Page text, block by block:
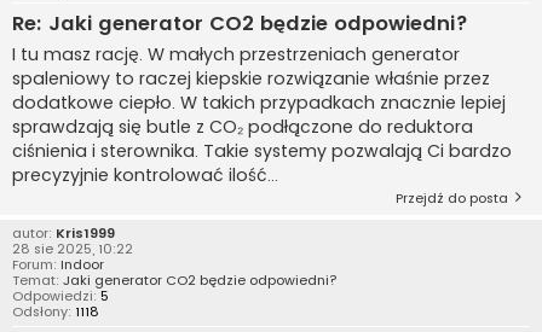
Re: Jaki generator CO2 będzie odpowiedni?
I tu masz rację. W małych przestrzeniach generator
spaleniowy to raczej kiepskie rozwiązanie właśnie przez
dodatkowe ciepło. W takich przypadkach znacznie lepiej
sprawdzają się butle z CO₂ podłączone do reduktora
ciśnienia i sterownika. Takie systemy pozwalają Ci bardzo
precyzyjnie kontrolować ilość...
Przejdź do posta
autor: Kris1999
28 sie 2025, 10:22
Forum: Indoor
Temat: Jaki generator CO2 będzie odpowiedni?
Odpowiedzi: 5
Odsłony: 1118